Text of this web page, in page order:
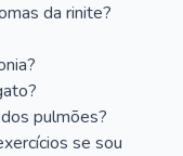
da rinite?
pulmões?
se sou